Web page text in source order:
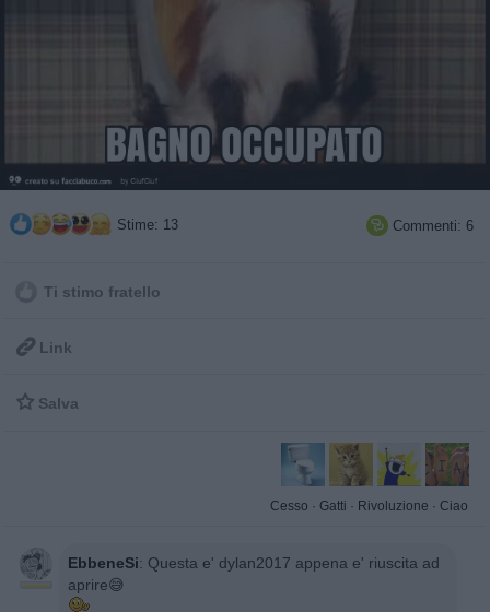
Stime: 13  Commenti: 6
Ti stimo fratello
 Link
 Salva
Cesso · Gatti · Rivoluzione · Ciao
EbbeneSi: Questa e' dylan2017 appena e' riuscita ad
aprire😅